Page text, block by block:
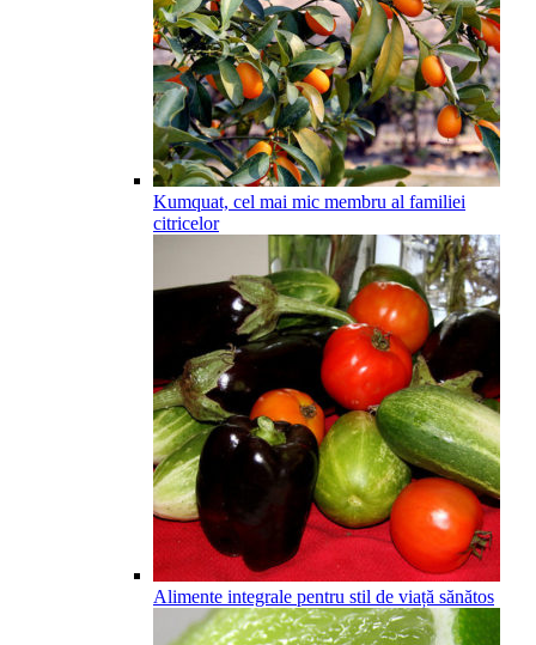
Kumquat, cel mai mic membru al familiei
citricelor
Alimente integrale pentru stil de viață sănătos